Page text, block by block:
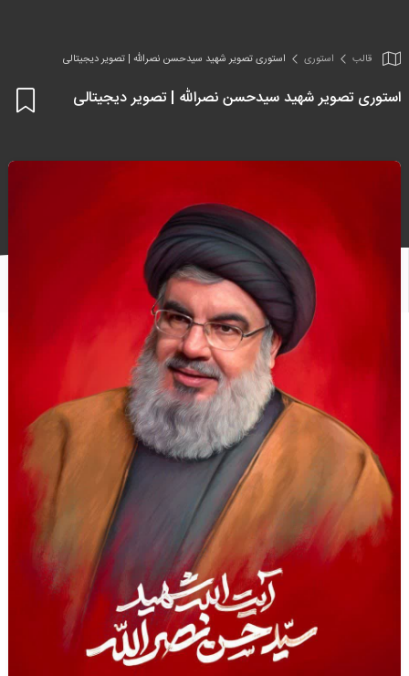
قالب استوری استوری تصویر شهید سیدحسن نصرالله | تصویر دیجیتالی
استوری تصویر شهید سیدحسن نصرالله | تصویر دیجیتالی